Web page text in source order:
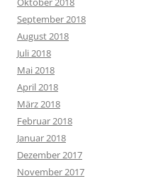
September 2018
August 2018
Juli 2018
Mai 2018
April 2018
März 2018
Februar 2018
Januar 2018
Dezember 2017
November 2017